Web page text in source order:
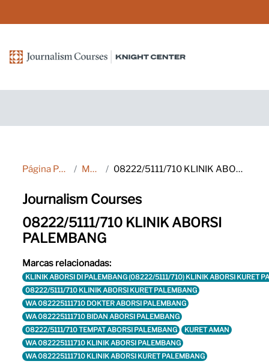
Página Principal Marcas 08222/5111/710 KLINIK ABORSI PALEMBANG
Journalism Courses
08222/5111/710 KLINIK ABORSI
PALEMBANG
Marcas relacionadas:
KLINIK ABORSI DI PALEMBANG (08222/5111/710) KLINIK ABORSI KURET
08222/5111/710 KLINIK ABORSI KURET PALEMBANG
WA 082225111710 DOKTER ABORSI PALEMBANG
WA 082225111710 BIDAN ABORSI PALEMBANG
08222/5111/710 TEMPAT ABORSI PALEMBANG
KURET AMAN
WA 082225111710 KLINIK ABORSI PALEMBANG
WA 082225111710 KLINIK ABORSI KURET PALEMBANG